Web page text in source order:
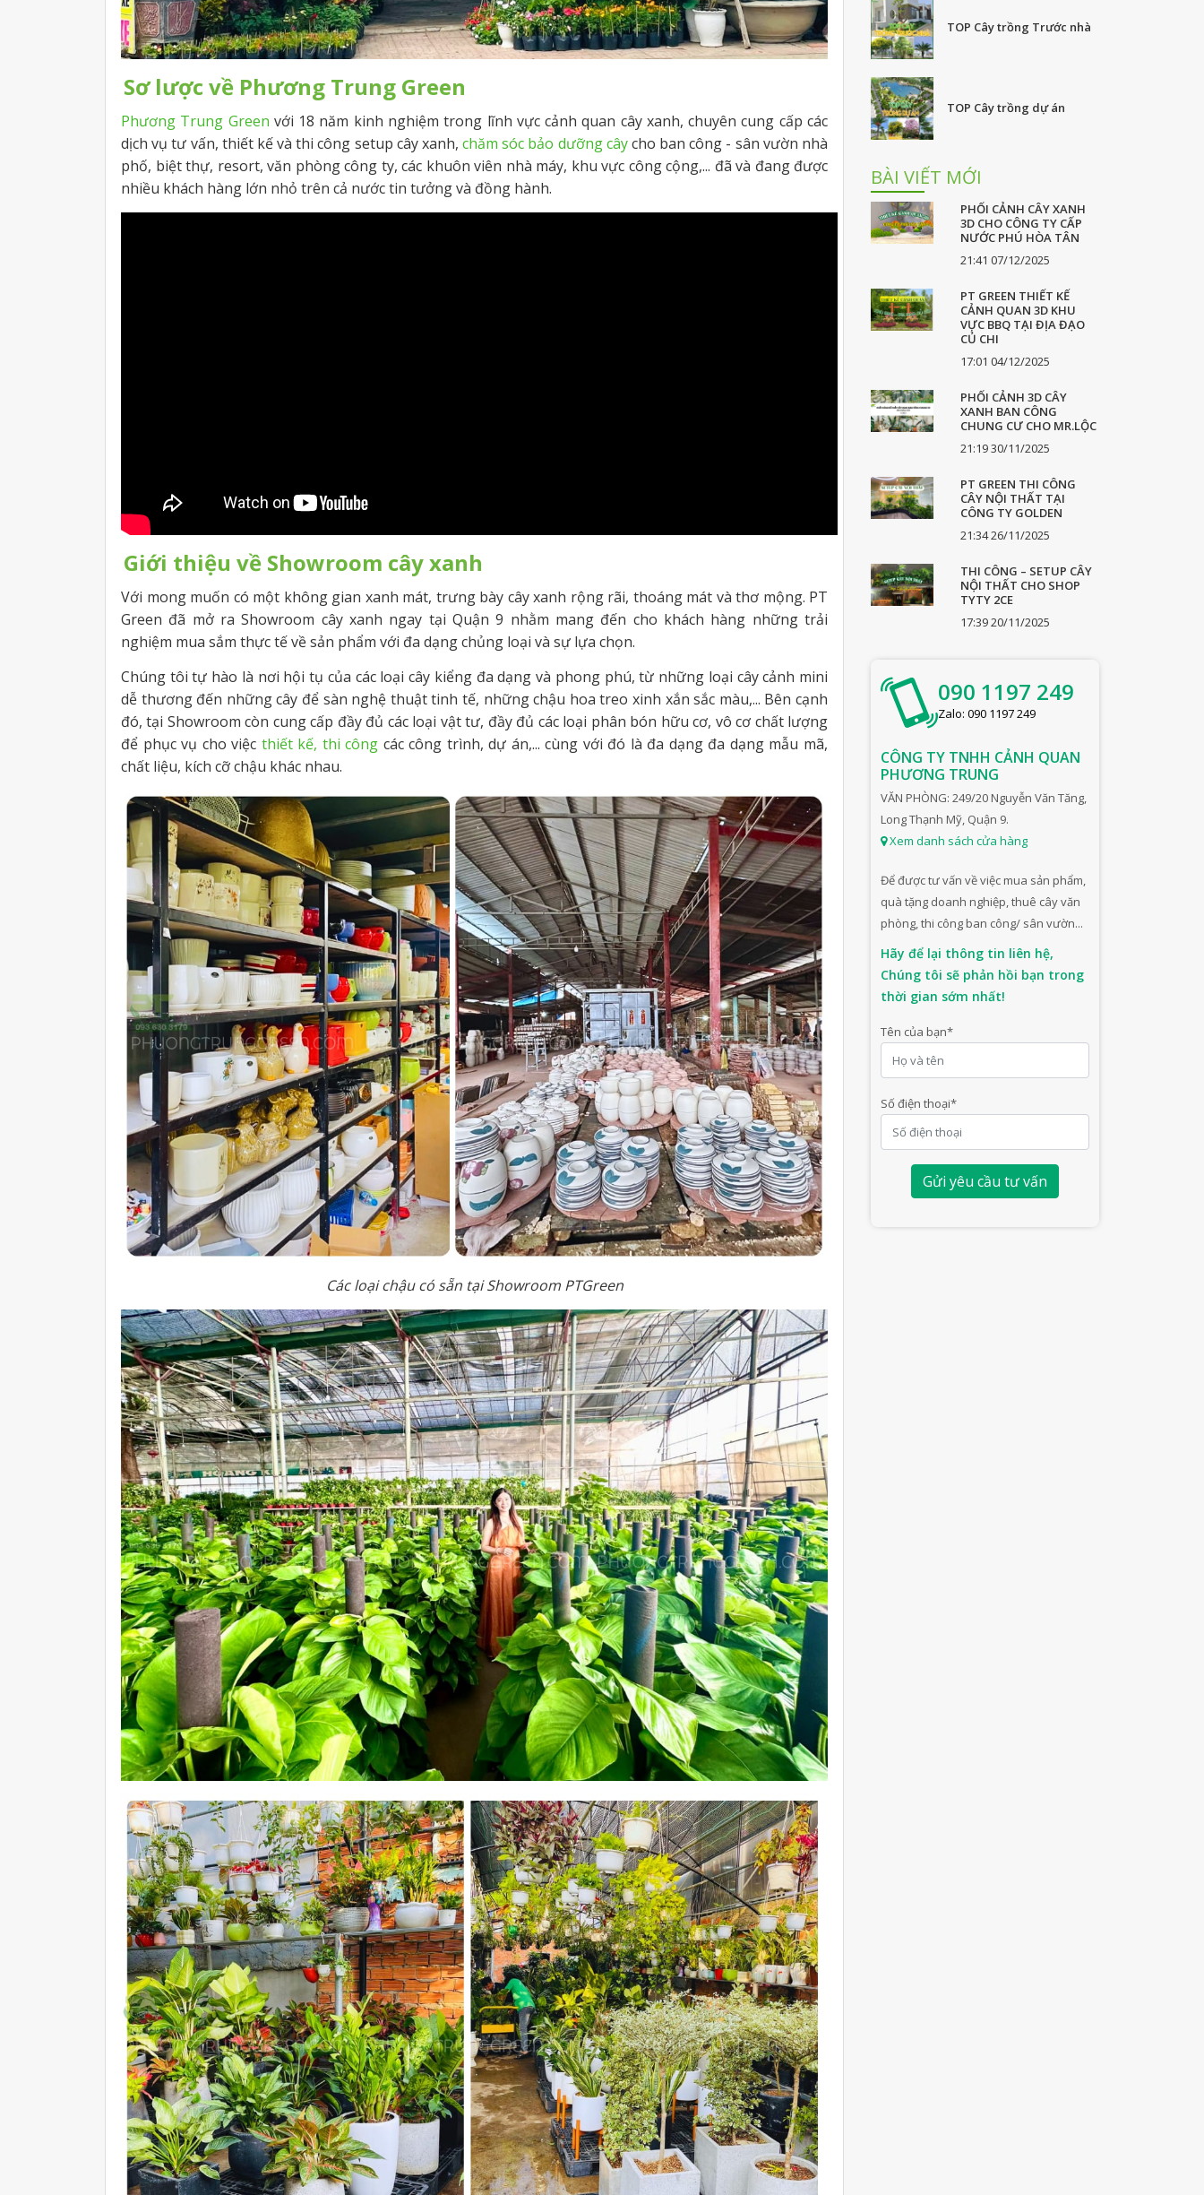
Sơ lược về Phương Trung Green
Phương Trung Green với 18 năm kinh nghiệm trong lĩnh vực cảnh quan cây xanh, chuyên cung cấp các
dịch vụ tư vấn, thiết kế và thi công setup cây xanh,chăm sóc bảo dưỡng câycho ban công - sân vườn nhà
phố, biệt thự, resort, văn phòng công ty, các khuôn viên nhà máy, khu vực công cộng,... đã và đang được
nhiều khách hàng lớn nhỏ trên cả nước tin tưởng và đồng hành.
Giới thiệu về Showroom cây xanh
Với mong muốn có một không gian xanh mát, trưng bày cây xanh rộng rãi, thoáng mát và thơ mộng. PT
Green đã mở ra Showroom cây xanh ngay tại Quận 9 nhằm mang đến cho khách hàng những trải
nghiệm mua sắm thực tế về sản phẩm với đa dạng chủng loại và sự lựa chọn.
Chúng tôi tự hào là nơi hội tụ của các loại cây kiểng đa dạng và phong phú, từ những loại cây cảnh mini
dễ thương đến những cây để sàn nghệ thuật tinh tế, những chậu hoa treo xinh xắn sắc màu,... Bên cạnh
đó, tại Showroom còn cung cấp đầy đủ các loại vật tư, đầy đủ các loại phân bón hữu cơ, vô cơ chất lượng
để phục vụ cho việc thiết kế, thi công các công trình, dự án,... cùng với đó là đa dạng đa dạng mẫu mã,
chất liệu, kích cỡ chậu khác nhau.
Các loại chậu có sẵn tại Showroom PTGreen
TOP Cây trồng Trước nhà
TOP Cây trồng dự án
BÀI VIẾT MỚI
PHỐI CẢNH CÂY XANH
3D CHO CÔNG TY CẤP
NƯỚC PHÚ HÒA TÂN
21:41 07/12/2025
PT GREEN THIẾT KẾ
CẢNH QUAN 3D KHU
VỰC BBQ TẠI ĐỊA ĐẠO
CỦ CHI
17:01 04/12/2025
PHỐI CẢNH 3D CÂY
XANH BAN CÔNG
CHUNG CƯ CHO MR.LỘC
21:19 30/11/2025
PT GREEN THI CÔNG
CÂY NỘI THẤT TẠI
CÔNG TY GOLDEN
21:34 26/11/2025
THI CÔNG – SETUP CÂY
NỘI THẤT CHO SHOP
TYTY 2CE
17:39 20/11/2025
090 1197 249
Zalo: 090 1197 249
CÔNG TY TNHH CẢNH QUAN
PHƯƠNG TRUNG
VĂN PHÒNG: 249/20 Nguyễn Văn Tăng,
Long Thạnh Mỹ, Quận 9.
Xem danh sách cửa hàng
Để được tư vấn về việc mua sản phẩm,
quà tặng doanh nghiệp, thuê cây văn
phòng, thi công ban công/ sân vườn...
Hãy để lại thông tin liên hệ,
Chúng tôi sẽ phản hồi bạn trong
thời gian sớm nhất!
Tên của bạn*
Số điện thoại*
Gửi yêu cầu tư vấn